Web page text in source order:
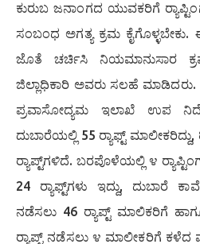
ಕುರುಬ ಜನಾಂಗದ ಯುವಕರಿಗೆ
ಸಂಬಂಧ ಅಗತ್ಯ ಕ್ರಮ
ಜೊತೆ ಚರ್ಚಿಸಿ ನಿಯಮಾನುಸಾರ ಕ್ರಮ
ಜಿಲ್ಲಾಧಿಕಾರಿ ಅವರು ಸಲಹೆ
ಪ್ರವಾಸೋದ್ಯಮ ಇಲಾಖೆ ಉಪ
ದುಬಾರೆಯಲ್ಲಿ 55 ರ‍್ಯಾಫ್ಟ್
ರ‍್ಯಾಪ್ಟ್‌ಗಳಿದೆ. ಬರಪೊಳೆಯಲ್ಲಿ ೪
24 ರ‍್ಯಾಫ್ಟ್‌ಗಳು ಇದ್ದು, ದುಬಾರೆ
ನಡೆಸಲು 46 ರ‍್ಯಾಪ್ಟ್ ಮಾಲಿಕರಿಗೆ
ರ‍್ಯಾಪ್ಟ್ ನಡೆಸಲು ೪ ಮಾಲೀಕರಿಗೆ ಕಳೆದ